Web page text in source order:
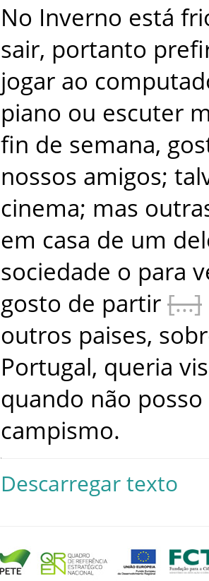
No Inverno está
sair, portanto
jogar ao
piano ou escuter
fin de semana,
nossos amigos;
cinema; mas
em casa de um
sociedade o para
gosto de partir
outros paises,
Portugal, queria
quando não posso
campismo.
Descarregar texto